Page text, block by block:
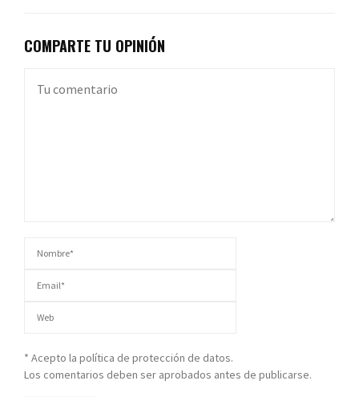
COMPARTE TU OPINIÓN
* Acepto la política de protección de datos.
Los comentarios deben ser aprobados antes de publicarse.